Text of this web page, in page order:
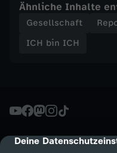
cmp-dialog-
Deine
n
e
i
Ähnliche Inhalte
Gesellschaft
ICH bin ICH